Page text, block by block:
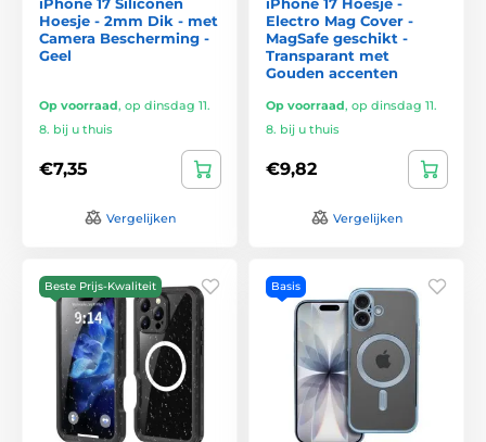
Hoesje - 2mm Dik - met
Camera Bescherming -
Geel
Op voorraad, op dinsdag 11.
8. bij u thuis
€7,35
Vergelijken
Electro Mag Cover -
MagSafe geschikt -
Transparant met
Gouden accenten
Op voorraad, op dinsdag 11.
8. bij u thuis
€9,82
Vergelijken
Beste Prijs-Kwaliteit Basis